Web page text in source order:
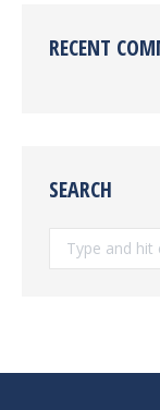
RECENT
SEARCH